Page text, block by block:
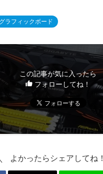
グラフィックボード
この記事が気に入ったら
フォローしてね！
よかったらシェアしてね！